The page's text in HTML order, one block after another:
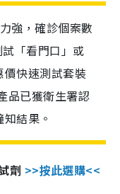
強，確診個案數
「看門口」或
價快速測試套裝
品已獲衛生署認
結果。
劑 >>按此選購<<